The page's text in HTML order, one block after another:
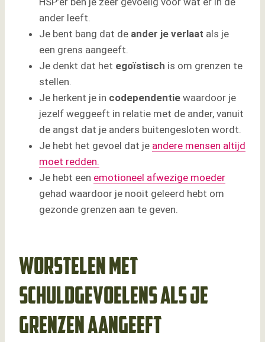
ander leeft.
Je bent bang dat de ander je verlaat als je
een grens aangeeft.
Je denkt dat het egoïstisch is om grenzen te
stellen.
Je herkent je in codependentie waardoor je
jezelf weggeeft in relatie met de ander, vanuit
de angst dat je anders buitengesloten wordt.
Je hebt het gevoel dat je andere mensen altijd
moet redden.
Je hebt een emotioneel afwezige moeder
gehad waardoor je nooit geleerd hebt om
gezonde grenzen aan te geven.
Worstelen met
schuldgevoelens als je
grenzen aangeeft